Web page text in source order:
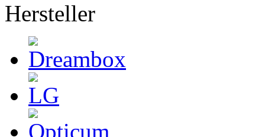
Hersteller